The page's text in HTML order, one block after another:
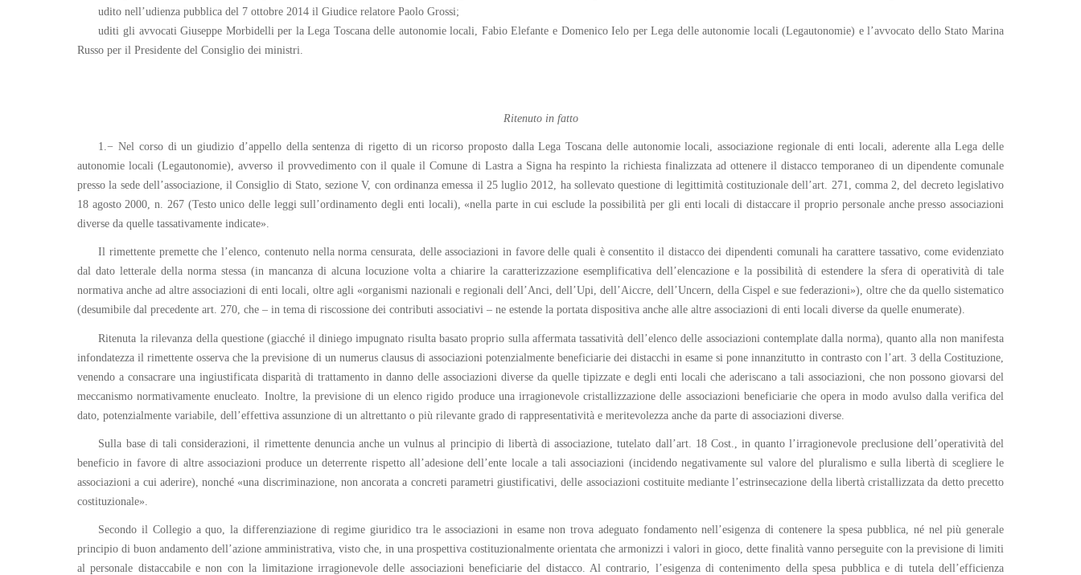
udito nell’udienza pubblica del 7 ottobre 2014 il Giudice relatore Paolo Grossi;
uditi gli avvocati Giuseppe Morbidelli per la Lega Toscana delle autonomie locali, Fabio Elefante e Domenico Ielo per Lega delle autonomie locali (Legautonomie) e l’avvocato dello Stato Marina
Russo per il Presidente del Consiglio dei ministri.
Ritenuto in fatto
1.− Nel corso di un giudizio d’appello della sentenza di rigetto di un ricorso proposto dalla Lega Toscana delle autonomie locali, associazione regionale di enti locali, aderente alla Lega delle
autonomie locali (Legautonomie), avverso il provvedimento con il quale il Comune di Lastra a Signa ha respinto la richiesta finalizzata ad ottenere il distacco temporaneo di un dipendente comunale
presso la sede dell’associazione, il Consiglio di Stato, sezione V, con ordinanza emessa il 25 luglio 2012, ha sollevato questione di legittimità costituzionale dell’art. 271, comma 2, del decreto legislativo
18 agosto 2000, n. 267 (Testo unico delle leggi sull’ordinamento degli enti locali), «nella parte in cui esclude la possibilità per gli enti locali di distaccare il proprio personale anche presso associazioni
diverse da quelle tassativamente indicate».
Il rimettente premette che l’elenco, contenuto nella norma censurata, delle associazioni in favore delle quali è consentito il distacco dei dipendenti comunali ha carattere tassativo, come evidenziato
dal dato letterale della norma stessa (in mancanza di alcuna locuzione volta a chiarire la caratterizzazione esemplificativa dell’elencazione e la possibilità di estendere la sfera di operatività di tale
normativa anche ad altre associazioni di enti locali, oltre agli «organismi nazionali e regionali dell’Anci, dell’Upi, dell’Aiccre, dell’Uncern, della Cispel e sue federazioni»), oltre che da quello sistematico
(desumibile dal precedente art. 270, che – in tema di riscossione dei contributi associativi – ne estende la portata dispositiva anche alle altre associazioni di enti locali diverse da quelle enumerate).
Ritenuta la rilevanza della questione (giacché il diniego impugnato risulta basato proprio sulla affermata tassatività dell’elenco delle associazioni contemplate dalla norma), quanto alla non manifesta
infondatezza il rimettente osserva che la previsione di un numerus clausus di associazioni potenzialmente beneficiarie dei distacchi in esame si pone innanzitutto in contrasto con l’art. 3 della Costituzione,
venendo a consacrare una ingiustificata disparità di trattamento in danno delle associazioni diverse da quelle tipizzate e degli enti locali che aderiscano a tali associazioni, che non possono giovarsi del
meccanismo normativamente enucleato. Inoltre, la previsione di un elenco rigido produce una irragionevole cristallizzazione delle associazioni beneficiarie che opera in modo avulso dalla verifica del
dato, potenzialmente variabile, dell’effettiva assunzione di un altrettanto o più rilevante grado di rappresentatività e meritevolezza anche da parte di associazioni diverse.
Sulla base di tali considerazioni, il rimettente denuncia anche un vulnus al principio di libertà di associazione, tutelato dall’art. 18 Cost., in quanto l’irragionevole preclusione dell’operatività del
beneficio in favore di altre associazioni produce un deterrente rispetto all’adesione dell’ente locale a tali associazioni (incidendo negativamente sul valore del pluralismo e sulla libertà di scegliere le
associazioni a cui aderire), nonché «una discriminazione, non ancorata a concreti parametri giustificativi, delle associazioni costituite mediante l’estrinsecazione della libertà cristallizzata da detto precetto
costituzionale».
Secondo il Collegio a quo, la differenziazione di regime giuridico tra le associazioni in esame non trova adeguato fondamento nell’esigenza di contenere la spesa pubblica, né nel più generale
principio di buon andamento dell’azione amministrativa, visto che, in una prospettiva costituzionalmente orientata che armonizzi i valori in gioco, dette finalità vanno perseguite con la previsione di limiti
al personale distaccabile e non con la limitazione irragionevole delle associazioni beneficiarie del distacco. Al contrario, l’esigenza di contenimento della spesa pubblica e di tutela dell’efficienza